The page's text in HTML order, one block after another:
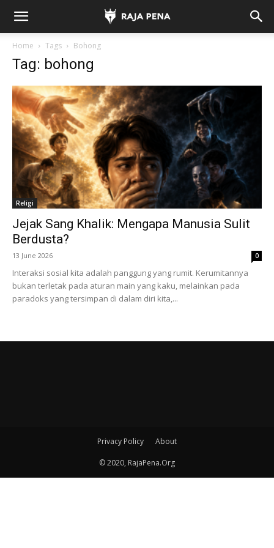
Home Tags Bohong
Tag: bohong
Religi
Jejak Sang Khalik: Mengapa Manusia Sulit
Berdusta?
13 June 2026 0
Interaksi sosial kita adalah panggung yang rumit. Kerumitannya
bukan terletak pada aturan main yang kaku, melainkan pada
paradoks yang tersimpan di dalam diri kita,...
Privacy Policy About
© 2020, RajaPena.Org